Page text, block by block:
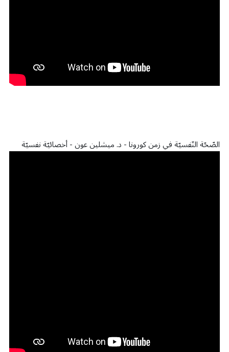
الصّحّة النّفسيّة في زمن كورونا - د. ميشلين عون - أخصائيّة نفسيّة